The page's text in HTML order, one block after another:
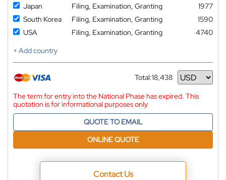
Japan
Filing, Examination, Granting
1977
South Korea
Filing, Examination, Granting
1590
USA
Filing, Examination, Granting
4740
+ Add country
Total:18,438
Currency
The term for entry into the National Phase has expired. This
quotation is for informational purposes only
QUOTE TO EMAIL
ONLINE QUOTE
Contact Us